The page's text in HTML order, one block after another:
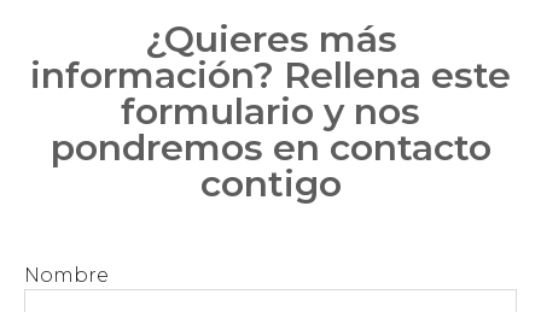
¿Quieres más
información? Rellena este
formulario y nos
pondremos en contacto
contigo
Nombre